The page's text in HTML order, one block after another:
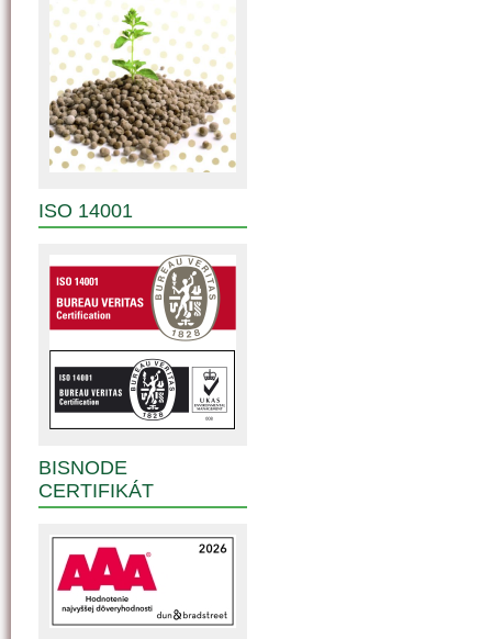
ISO 14001
BISNODE
CERTIFIKÁT